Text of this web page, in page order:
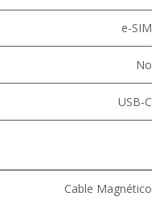
e-SIM
No
USB-C
Cable Magnético